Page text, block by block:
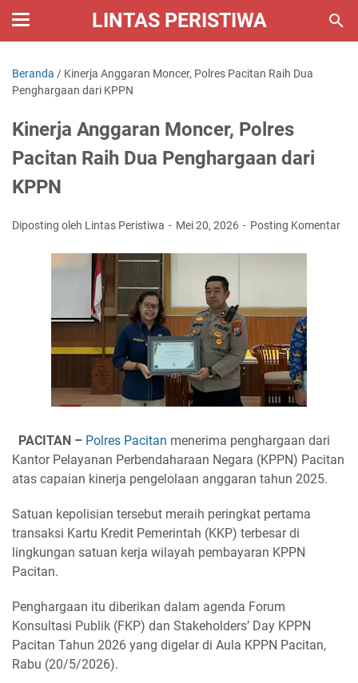
LINTAS PERISTIWA
Beranda / Kinerja Anggaran Moncer, Polres Pacitan Raih Dua
Penghargaan dari KPPN
Kinerja Anggaran Moncer, Polres
Pacitan Raih Dua Penghargaan dari
KPPN
Diposting oleh Lintas Peristiwa Mei 20, 2026 Posting Komentar
PACITAN – Polres Pacitan menerima penghargaan dari
Kantor Pelayanan Perbendaharaan Negara (KPPN) Pacitan
atas capaian kinerja pengelolaan anggaran tahun 2025.
Satuan kepolisian tersebut meraih peringkat pertama
transaksi Kartu Kredit Pemerintah (KKP) terbesar di
lingkungan satuan kerja wilayah pembayaran KPPN
Pacitan.
Penghargaan itu diberikan dalam agenda Forum
Konsultasi Publik (FKP) dan Stakeholders’ Day KPPN
Pacitan Tahun 2026 yang digelar di Aula KPPN Pacitan,
Rabu (20/5/2026).